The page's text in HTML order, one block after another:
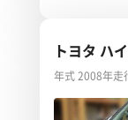
トヨタ ハ
パーGL
年式 2008年走